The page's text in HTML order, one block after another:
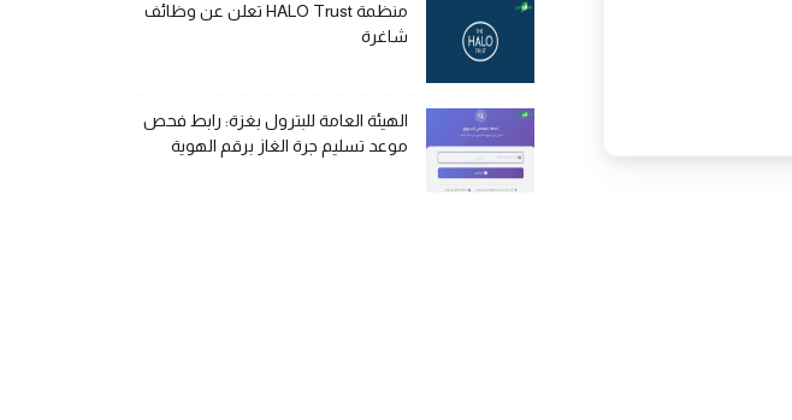
منظمة HALO Trust تعلن عن وظائف
شاغرة
الهيئة العامة للبترول بغزة: رابط فحص
موعد تسليم جرة الغاز برقم الهوية